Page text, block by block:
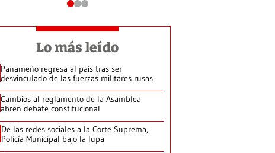
Lo más leído
Panameño regresa al país tras ser
desvinculado de las fuerzas militares rusas
Cambios al reglamento de la Asamblea
abren debate constitucional
De las redes sociales a la Corte Suprema,
Policía Municipal bajo la lupa